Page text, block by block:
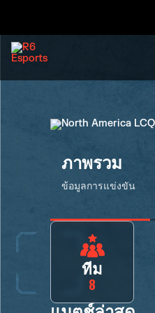
ภาพรวม
ข้อมูลการแข่งขัน
ทีม
8